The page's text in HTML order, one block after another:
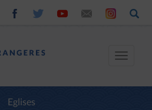
Toggle
Eglises